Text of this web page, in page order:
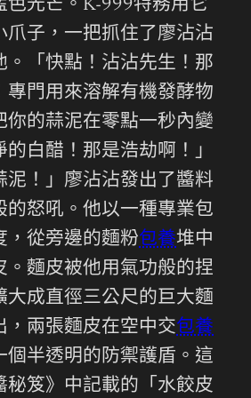
色光芒。K-999特務用它
爪子，一把抓住了廖沾沾
。「快點！沾沾先生！那
專門用來溶解有機發酵物
你的蒜泥在零點一秒內變
白醋！那是浩劫啊！」
泥！」廖沾沾發出了醬料
的怒吼。他以一種專業包
，從旁邊的麵粉包養堆中
。麵皮被他用氣功般的捏
大成直徑三公尺的巨大麵
，兩張麵皮在空中交包養
個半透明的防禦護盾。這
秘笈》中記載的「水餃皮